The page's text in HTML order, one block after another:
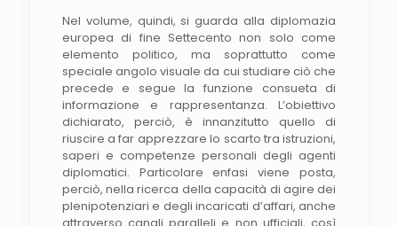
Nel volume, quindi, si guarda alla diplomazia
europea di fine Settecento non solo come
elemento politico, ma soprattutto come
speciale angolo visuale da cui studiare ciò che
precede e segue la funzione consueta di
informazione e rappresentanza. L’obiettivo
dichiarato, perciò, è innanzitutto quello di
riuscire a far apprezzare lo scarto tra istruzioni,
saperi e competenze personali degli agenti
diplomatici. Particolare enfasi viene posta,
perciò, nella ricerca della capacità di agire dei
plenipotenziari e degli incaricati d’affari, anche